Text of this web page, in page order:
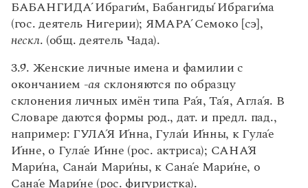
БАБАНГИДА́Ибраги́м, Бабангиды́Ибраги́ма
(гос. деятель Нигерии); ЯМАРА́Семоко [сэ],
нескл. (общ. деятель Чада).
3.9. Женские личные имена и фамилии с
окончанием -ая склоняются по образцу
склонения личных имён типа Ра́я, Та́я, Агла́я. В
Словаре даются формы род., дат. и предл. пад.,
например: ГУЛА́Я И́нна, Гула́и И́нны, к Гула́е
И́нне, о Гула́е И́нне (рос. актриса); САНА́Я
Мари́на, Сана́и Мари́ны, к Сана́е Мари́не, о
Сана́е Мари́не (рос. фигуристка).